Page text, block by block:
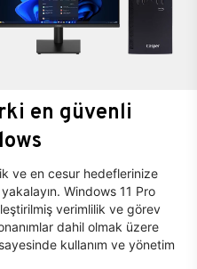
en güvenli
ve en cesur hedeflerinize
Windows 11 Pro
verimlilik ve görev
dahil olmak üzere
kullanım ve yönetim